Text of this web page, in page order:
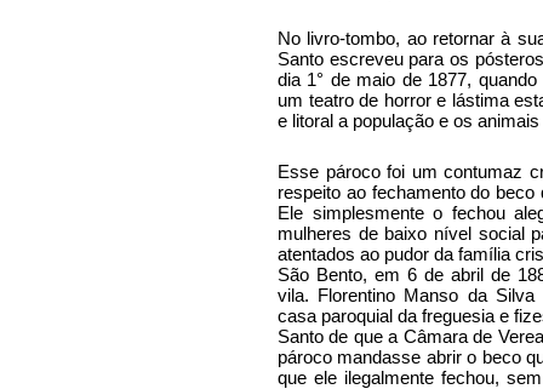
No livro-tombo, ao retornar à
Santo escreveu para os
dia 1° de maio de 1877,
um teatro de horror e lástima
e litoral a população e os
Esse pároco foi um contumaz
respeito ao fechamento do
Ele simplesmente o fechou
mulheres de baixo nível social
atentados ao pudor da família
São Bento, em 6 de abril de
vila. Florentino Manso da
casa paroquial da freguesia e
Santo de que a Câmara de
pároco mandasse abrir o beco
que ele ilegalmente fechou,